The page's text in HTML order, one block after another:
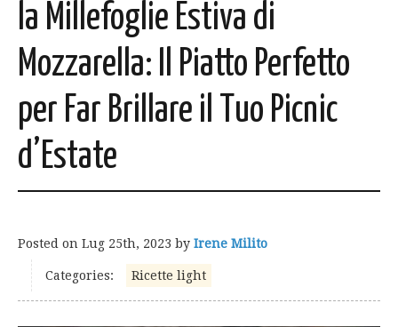
la Millefoglie Estiva di
Mozzarella: Il Piatto Perfetto
per Far Brillare il Tuo Picnic
d’Estate
Posted on Lug 25th, 2023 by Irene Milito
Categories: Ricette light